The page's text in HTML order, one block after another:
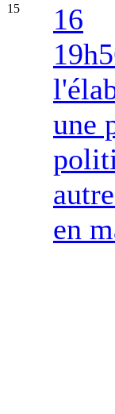
15
16
une
en